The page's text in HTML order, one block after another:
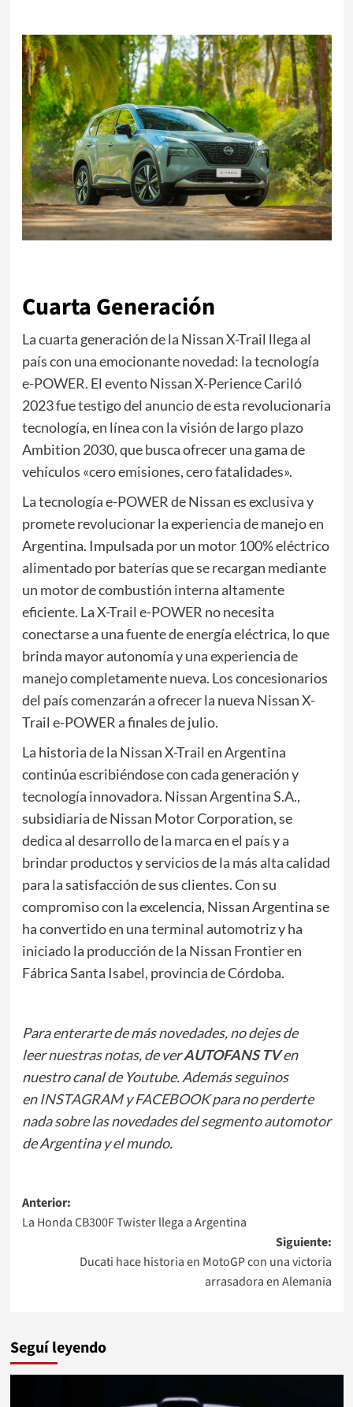
Cuarta Generación
La cuarta generación de la Nissan X-Trail llega al
país con una emocionante novedad: la tecnología
e-POWER. El evento Nissan X-Perience Cariló
2023 fue testigo del anuncio de esta revolucionaria
tecnología, en línea con la visión de largo plazo
Ambition 2030, que busca ofrecer una gama de
vehículos «cero emisiones, cero fatalidades».
La tecnología e-POWER de Nissan es exclusiva y
promete revolucionar la experiencia de manejo en
Argentina. Impulsada por un motor 100% eléctrico
alimentado por baterías que se recargan mediante
un motor de combustión interna altamente
eficiente. La X-Trail e-POWER no necesita
conectarse a una fuente de energía eléctrica, lo que
brinda mayor autonomía y una experiencia de
manejo completamente nueva. Los concesionarios
del país comenzarán a ofrecer la nueva Nissan X-
Trail e-POWER a finales de julio.
La historia de la Nissan X-Trail en Argentina
continúa escribiéndose con cada generación y
tecnología innovadora. Nissan Argentina S.A.,
subsidiaria de Nissan Motor Corporation, se
dedica al desarrollo de la marca en el país y a
brindar productos y servicios de la más alta calidad
para la satisfacción de sus clientes. Con su
compromiso con la excelencia, Nissan Argentina se
ha convertido en una terminal automotriz y ha
iniciado la producción de la Nissan Frontier en
Fábrica Santa Isabel, provincia de Córdoba.
Para enterarte de más novedades, no dejes de
leernuestras notas, de verAUTOFANS TVen
nuestro canal de Youtube. Además seguinos
enINSTAGRAMyFACEBOOKpara no perderte
nada sobre las novedades del segmento automotor
de Argentina y el mundo.
Navegación
de
entradas
Anterior:
La Honda CB300F Twister llega a Argentina
Siguiente:
Ducati hace historia en MotoGP con una victoria
arrasadora en Alemania
Seguí leyendo